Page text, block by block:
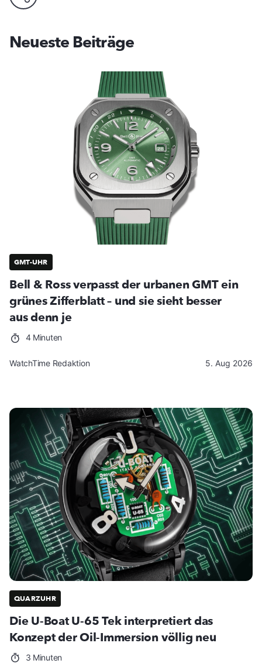
Neueste Beiträge
GMT-UHR
Bell & Ross verpasst der urbanen GMT ein
grünes Zifferblatt – und sie sieht besser
aus denn je
4 Minuten
WatchTime Redaktion 5. Aug 2026
QUARZUHR
Die U-Boat U-65 Tek interpretiert das
Konzept der Oil-Immersion völlig neu
3 Minuten